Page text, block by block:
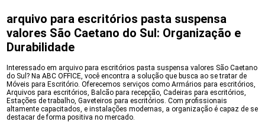
arquivo para escritórios pasta suspensa
valores São Caetano do Sul: Organização e
Durabilidade
Interessado em arquivo para escritórios pasta suspensa valores São Caetano
do Sul? Na ABC OFFICE, você encontra a solução que busca ao se tratar de
Móveis para Escritório. Oferecemos serviços como Armários para escritórios,
Arquivos para escritórios, Balcão para recepção, Cadeiras para escritórios,
Estações de trabalho, Gaveteiros para escritórios. Com profissionais
altamente capacitados, e instalações modernas, a organização é capaz de se
destacar de forma positiva no mercado.